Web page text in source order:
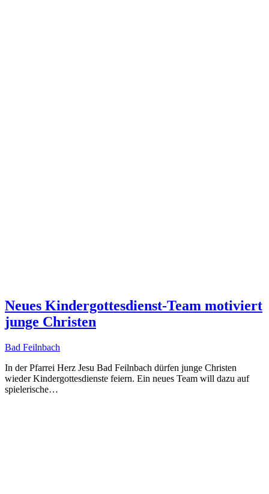
Neues Kindergottesdienst-Team motiviert
junge Christen
Bad Feilnbach
In der Pfarrei Herz Jesu Bad Feilnbach dürfen junge Christen
wieder Kindergottesdienste feiern. Ein neues Team will dazu auf
spielerische…